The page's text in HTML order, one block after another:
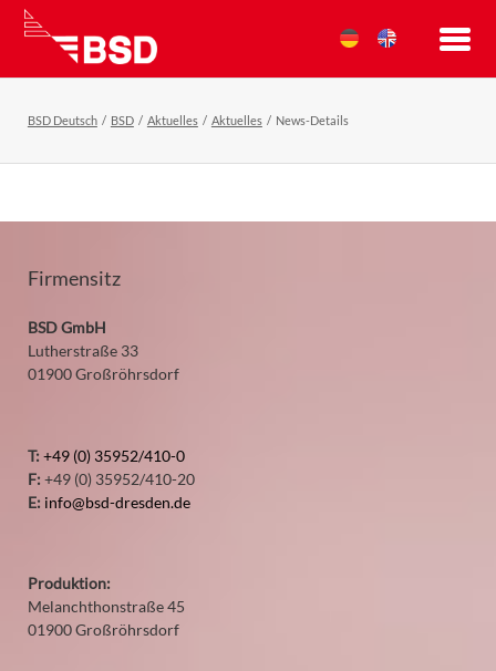
BSD Deutsch BSD Aktuelles Aktuelles News-Details
Firmensitz
BSD GmbH
Lutherstraße 33
01900 Großröhrsdorf
T: +49 (0) 35952/410-0
F: +49 (0) 35952/410-20
E: info@bsd-dresden.de
Produktion:
Melanchthonstraße 45
01900 Großröhrsdorf